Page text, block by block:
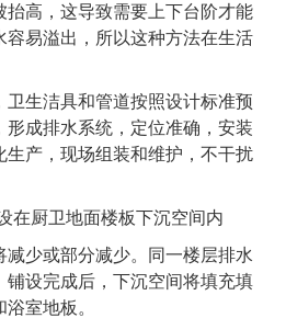
抬高，这导致需要上下台阶才能
容易溢出，所以这种方法在生活
生洁具和管道按照设计标准预
成排水系统，定位准确，安装
生产，现场组装和维护，不干扰
在厨卫地面楼板下沉空间内
少或部分减少。同一楼层排水
铺设完成后，下沉空间将填充填
室地板。